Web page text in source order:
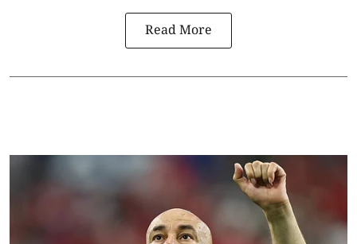
Read More